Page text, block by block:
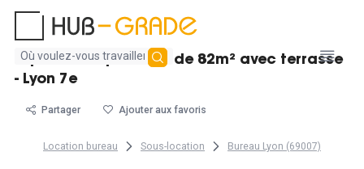
Aucun
résultat
trouvé
Espace indépendant de 82m² avec terrasse
- Lyon 7e
Partager Ajouter aux favoris
Location bureau Sous-location Bureau Lyon (69007)